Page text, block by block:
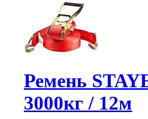
Ремень
3000кг / 12м